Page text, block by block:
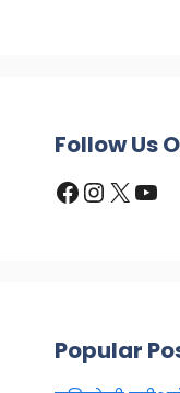
Follow Us
Facebook
X
Popular